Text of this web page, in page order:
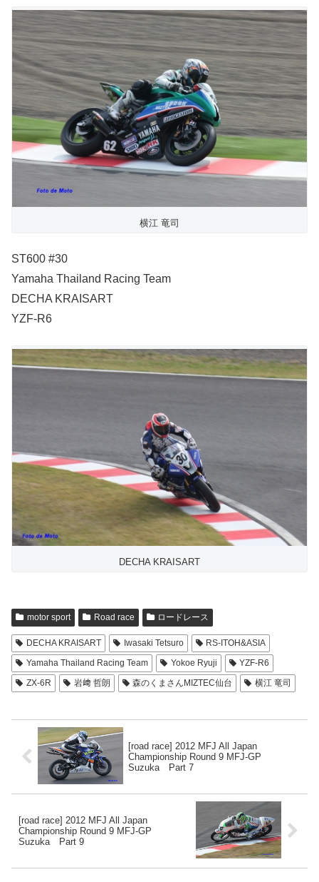
横江 竜司
ST600 #30
Yamaha Thailand Racing Team
DECHA KRAISART
YZF-R6
DECHA KRAISART
motor sport Road race ロードレース
DECHA KRAISART Iwasaki Tetsuro
RS-ITOH&ASIA
Yamaha Thailand Racing Team
Yokoe Ryuji
YZF-R6
ZX-6R
岩﨑 哲朗 森のくまさんMIZTEC仙台 横江 竜司
[road race] 2012 MFJ All Japan
Championship Round 9 MFJ-GP
Suzuka Part 7
[road race] 2012 MFJ All Japan
Championship Round 9 MFJ-GP
Suzuka Part 9